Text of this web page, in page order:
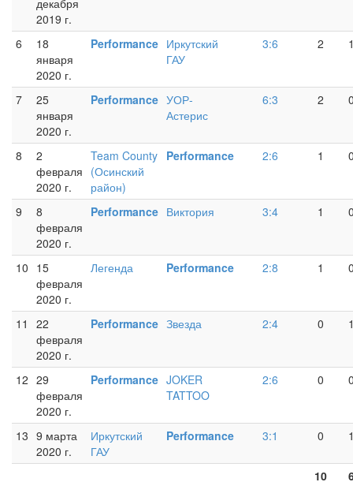
декабря
2019 г.
6
18
января
2020 г.
Performance Иркутский
ГАУ
3:6 2
7
25
января
2020 г.
Performance УОР-
Астерис
6:3 2
8
2
февраля
2020 г.
Team County
(Осинский
район)
Performance 2:6 1
9
8
февраля
2020 г.
Performance Виктория 3:4 1
10 15
февраля
2020 г.
Легенда Performance 2:8 1
11
22
февраля
2020 г.
Performance Звезда 2:4 0
12 29
февраля
2020 г.
Performance JOKER
TATTOO
2:6 0
13 9 марта
2020 г.
Иркутский
ГАУ
Performance 3:1 0
10